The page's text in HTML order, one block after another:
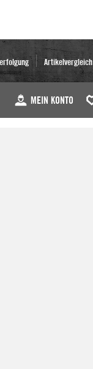
Artikelvergleich
MEIN KONTO